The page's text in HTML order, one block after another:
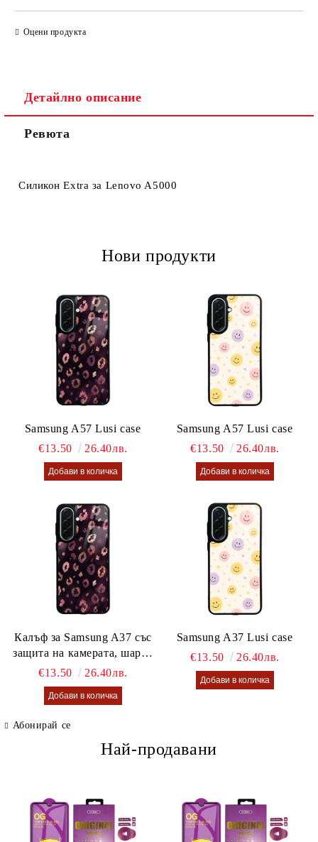
Оцени продукта
Детайлно описание
Ревюта
Силикон Extra за Lenovo A5000
Нови продукти
Samsung A57 Lusi case
€13.50
26.40лв.
Samsung A57 Lusi case
€13.50
26.40лв.
Калъф за Samsung A37 със
защита на камерата, шарен
калъф Lusi case
€13.50 26.40лв.
Samsung A37 Lusi case
€13.50
26.40лв.
Абонирай се
Най-продавани